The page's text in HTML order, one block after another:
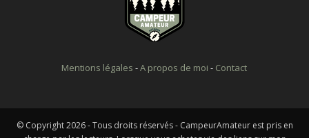
Mentions légales -A propos de moi - Contact
© Copyright 2026 - Tous droits réservés - CampeurAmateur est pris en